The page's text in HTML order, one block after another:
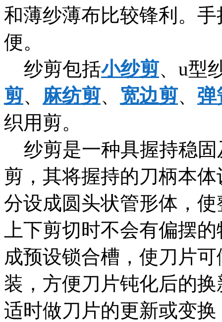
和薄纱薄布比较锋利。
便。
纱剪包括小纱剪、u型
剪、 麻纺剪、 宽边剪、 弹
织用剪。
纱剪是一种具握持稳固
剪，其将握持的刀柄本
分设成圆头状管形体，
上下剪切时不会有偏摆
成预设锁合槽，使刀片
装，方便刀片钝化后的
适时做刀片的更新或变